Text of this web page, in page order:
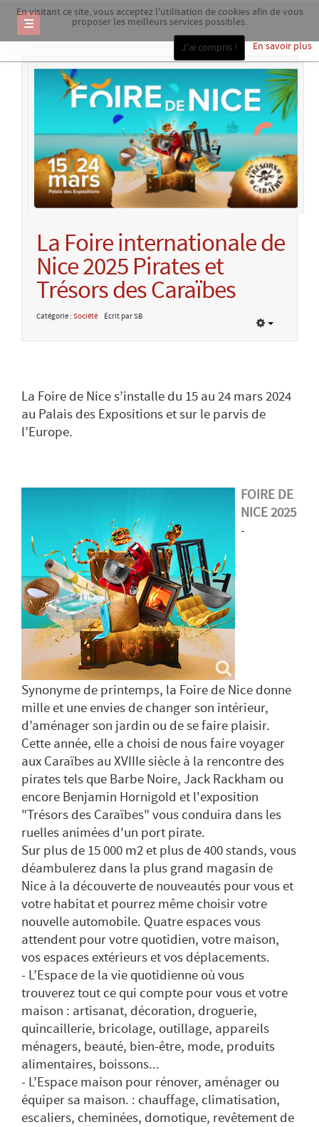
En visitant ce site, vous acceptez l'utilisation de cookies afin de vous
proposer les meilleurs services possibles.
En savoir plus
J'ai compris !
La Foire internationale de
Nice 2025 Pirates et
Trésors des Caraïbes
Catégorie : Société Écrit par SB
La Foire de Nice s’installe du 15 au 24 mars 2024
au Palais des Expositions et sur le parvis de
l’Europe.
FOIRE DE
NICE 2025
-
Synonyme de printemps, la Foire de Nice donne
mille et une envies de changer son intérieur,
d’aménager son jardin ou de se faire plaisir.
Cette année, elle a choisi de nous faire voyager
aux Caraïbes au XVIIIe siècle à la rencontre des
pirates tels que Barbe Noire, Jack Rackham ou
encore Benjamin Hornigold et l'exposition
"Trésors des Caraïbes" vous conduira dans les
ruelles animées d'un port pirate.
Sur plus de 15 000 m2 et plus de 400 stands, vous
déambulerez dans la plus grand magasin de
Nice à la découverte de nouveautés pour vous et
votre habitat et pourrez même choisir votre
nouvelle automobile. Quatre espaces vous
attendent pour votre quotidien, votre maison,
vos espaces extérieurs et vos déplacements.
- L’Espace de la vie quotidienne où vous
trouverez tout ce qui compte pour vous et votre
maison : artisanat, décoration, droguerie,
quincaillerie, bricolage, outillage, appareils
ménagers, beauté, bien-être, mode, produits
alimentaires, boissons...
- L’Espace maison pour rénover, aménager ou
équiper sa maison. : chauffage, climatisation,
escaliers, cheminées, domotique, revêtement de